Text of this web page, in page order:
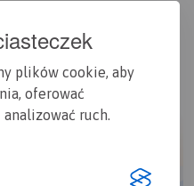
plików cookie, aby
oferować
ruch.